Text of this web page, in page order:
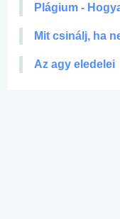
Plágium -
Mit csinálj, ha
Az agy eledelei